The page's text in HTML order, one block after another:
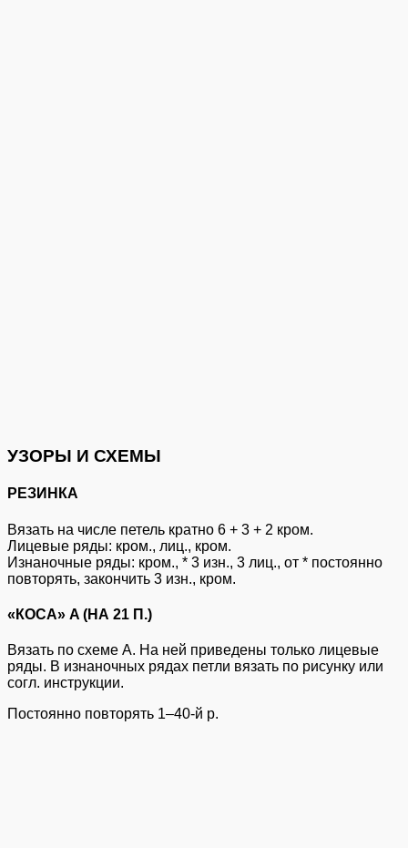
УЗОРЫ И СХЕМЫ
РЕЗИНКА
Вязать на числе петель кратно 6 + 3 + 2 кром.
Лицевые ряды: кром., лиц., кром.
Изнаночные ряды: кром., * 3 изн., 3 лиц., от * постоянно
повторять, закончить 3 изн., кром.
«КОСА» A (НА 21 П.)
Вязать по схеме A. На ней приведены только лицевые
ряды. В изнаночных рядах петли вязать по рисунку или
согл. инструкции.
Постоянно повторять 1–40-й р.